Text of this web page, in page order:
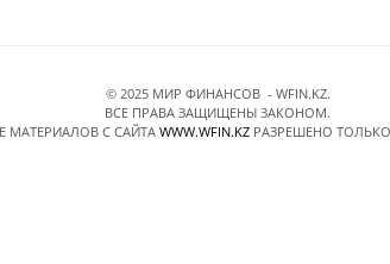
© 2025 МИР ФИНАНСОВ - WFIN.KZ.
ВСЕ ПРАВА ЗАЩИЩЕНЫ ЗАКОНОМ.
C САЙТА WWW.WFIN.KZ РАЗРЕШЕНО